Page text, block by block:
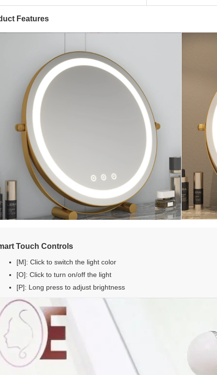
Features
Touch Controls
[M]: Click to switch the light color
[O]: Click to turn on/off the light
[P]: Long press to adjust brightness
il 10% di sconto sul tuo primo
quando ti iscrivi per ricevere e-mail e